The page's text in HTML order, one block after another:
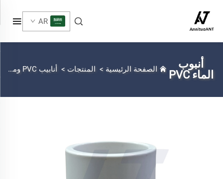
AR
أنبوب
الماء PVC
الصفحة الرئيسية > المنتجات > أنابيب PVC وملحقاتها